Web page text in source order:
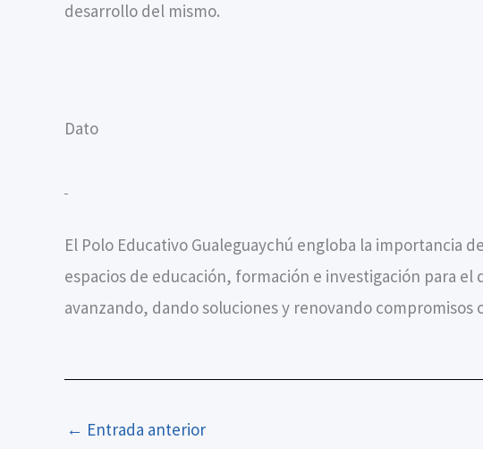
desarrollo del mismo.
Dato
El Polo Educativo Gualeguaychú engloba la importancia
espacios de educación, formación e investigación para
avanzando, dando soluciones y renovando compromisos
← Entrada anterior